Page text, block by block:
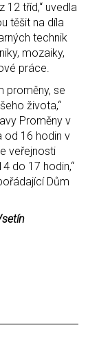
12 tříd,“ uvedla
těšit na díla
technik
mozaiky,
práce.
proměny, se
života,“
Proměny v
od 16 hodin v
veřejnosti
do 17 hodin,“
Dům